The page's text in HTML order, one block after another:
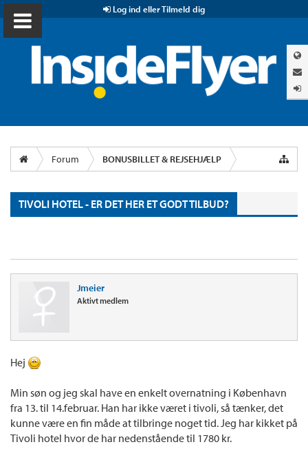
Log ind eller Tilmeld dig
Forum BONUSBILLET & REJSEHJÆLP
TIVOLI HOTEL - ER DET HER ET GODT TILBUD?
Jmeier
Aktivt medlem
Hej
Min søn og jeg skal have en enkelt overnatning i København
fra 13. til 14.februar. Han har ikke været i tivoli, så tænker, det
kunne være en fin måde at tilbringe noget tid. Jeg har kikket på
Tivoli hotel hvor de har nedenstående til 1780 kr.